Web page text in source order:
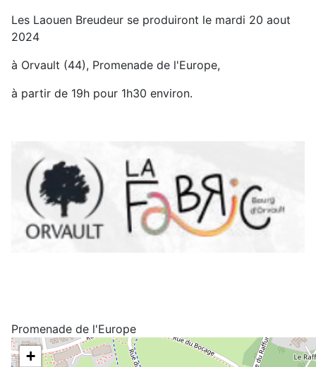
Les Laouen Breudeur se produiront le mardi 20 aout
2024
à Orvault (44), Promenade de l'Europe,
à partir de 19h pour 1h30 environ.
Promenade de l'Europe
+